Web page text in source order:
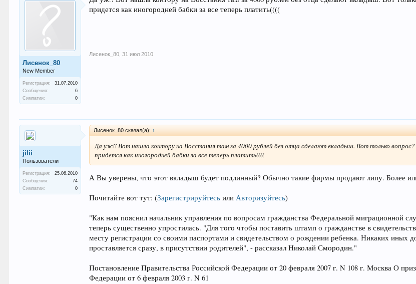
Лисенок_80
New Member
Регистрация:
31.07.2010
Сообщения:
6
Симпатии:
0
придется как иногородней бабки за все теперь платить((((
Лисенок_80 31 июл 2010
jilii
Пользователи
Регистрация:
25.06.2010
Сообщения:
74
Симпатии:
0
Лисенок_80 сказал(а): ↑
Да уж!! Вот нашла контору на Восстания там за 4000 рублей без отца сделают вкладыш. Вот только
придется как иногородней бабки за все теперь платить((((
А Вы уверены, что этот вкладыш будет подлинный? Обычно такие фирмы продают липу. Более
Почитайте вот тут:(Зарегистрируйтесь или Авторизуйтесь)
"Как нам пояснил начальник управления по вопросам гражданства Федеральной миграционной
теперь существенно упростилась. "Для того чтобы поставить штамп о гражданстве в
месту регистрации со своими паспортами и свидетельством о рождении ребенка. Никаких иных
проставляется сразу, в присутствии родителей", - рассказал Николай Смородин."
Постановление Правительства Российской Федерации от 20 февраля 2007 г. N 108 г. Москва О
Федерации от 6 февраля 2003 г. N 61